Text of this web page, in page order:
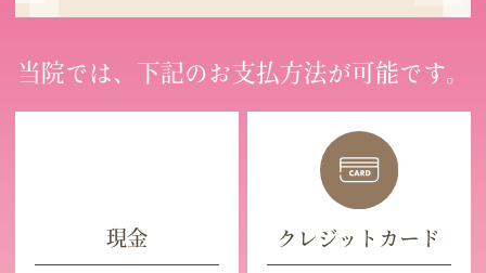
当院では、下記のお支払方法が可能です。
現金 クレジットカード